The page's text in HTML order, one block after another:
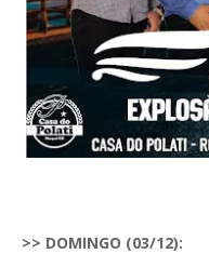
>> DOMINGO (03/12):